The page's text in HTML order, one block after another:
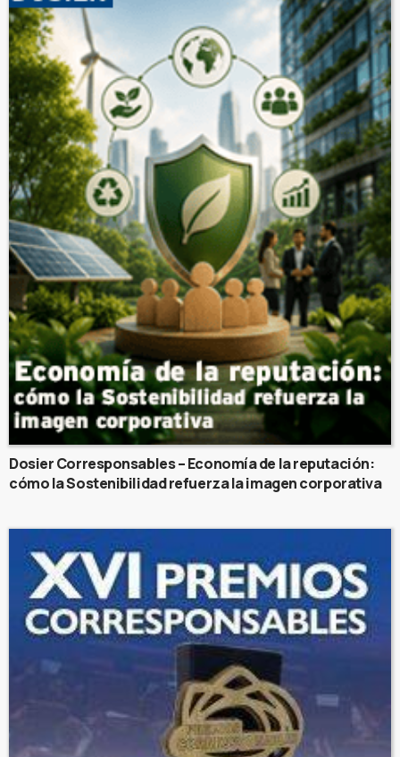
Dosier Corresponsables – Economía de la reputación:
cómo la Sostenibilidad refuerza la imagen corporativa